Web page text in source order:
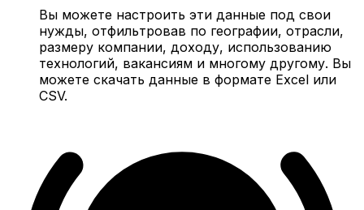
Вы можете настроить эти данные под свои
нужды, отфильтровав по географии, отрасли,
размеру компании, доходу, использованию
технологий, вакансиям и многому другому. Вы
можете скачать данные в формате Excel или
CSV.